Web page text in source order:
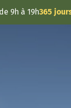
19h 365 jours/an